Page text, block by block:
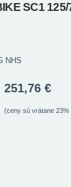
SC1 125/
NHS
251,76 €
(ceny sú vrátane 23%